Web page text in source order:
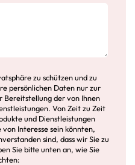
zu schützen und zu
persönlichen Daten nur zur
Bereitstellung der von Ihnen
Von Zeit zu Zeit
und Dienstleistungen
Interesse sein könnten,
sind, dass wir Sie zu
Sie bitte unten an, wie Sie